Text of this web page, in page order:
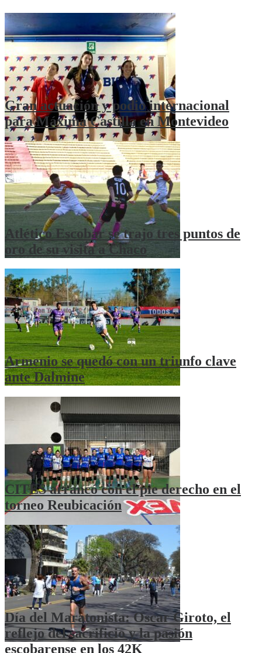
Gran actuación y podio internacional
para Máxima Castilla en Montevideo
Atlético Escobar se trajo tres puntos de
oro de su visita a Chaco
Armenio se quedó con un triunfo clave
ante Dalmine
CITES arrancó con el pie derecho en el
torneo Reubicación
Día del Maratonista: Oscar Giroto, el
reflejo del sacrificio y la pasión
escobarense en los 42K